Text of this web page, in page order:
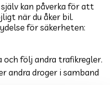
kan påverka för att
när du åker bil.
för säkerheten:
följ andra trafikregler.
andra droger i samband